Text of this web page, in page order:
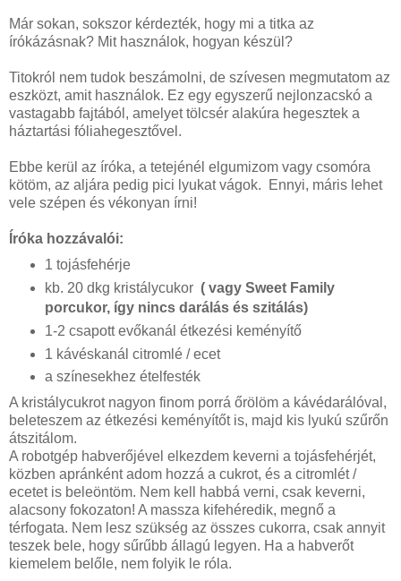
Már sokan, sokszor kérdezték, hogy mi a titka az
írókázásnak? Mit használok, hogyan készül?
Titokról nem tudok beszámolni, de szívesen megmutatom az
eszközt, amit használok. Ez egy egyszerű nejlonzacskó a
vastagabb fajtából, amelyet tölcsér alakúra hegesztek a
háztartási fóliahegesztővel.
Ebbe kerül az íróka, a tetejénél elgumizom vagy csomóra
kötöm, az aljára pedig pici lyukat vágok. Ennyi, máris lehet
vele szépen és vékonyan írni!
Íróka hozzávalói:
1 tojásfehérje
kb. 20 dkg kristálycukor ( vagy Sweet Family
porcukor, így nincs darálás és szitálás)
1-2 csapott evőkanál étkezési keményítő
1 kávéskanál citromlé / ecet
a színesekhez ételfesték
A kristálycukrot nagyon finom porrá őrölöm a kávédarálóval,
beleteszem az étkezési keményítőt is, majd kis lyukú szűrőn
átszitálom.
A robotgép habverőjével elkezdem keverni a tojásfehérjét,
közben apránként adom hozzá a cukrot, és a citromlét /
ecetet is beleöntöm. Nem kell habbá verni, csak keverni,
alacsony fokozaton! A massza kifehéredik, megnő a
térfogata. Nem lesz szükség az összes cukorra, csak annyit
teszek bele, hogy sűrűbb állagú legyen. Ha a habverőt
kiemelem belőle, nem folyik le róla.